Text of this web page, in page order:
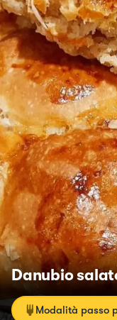
Danubio
Modalità passo